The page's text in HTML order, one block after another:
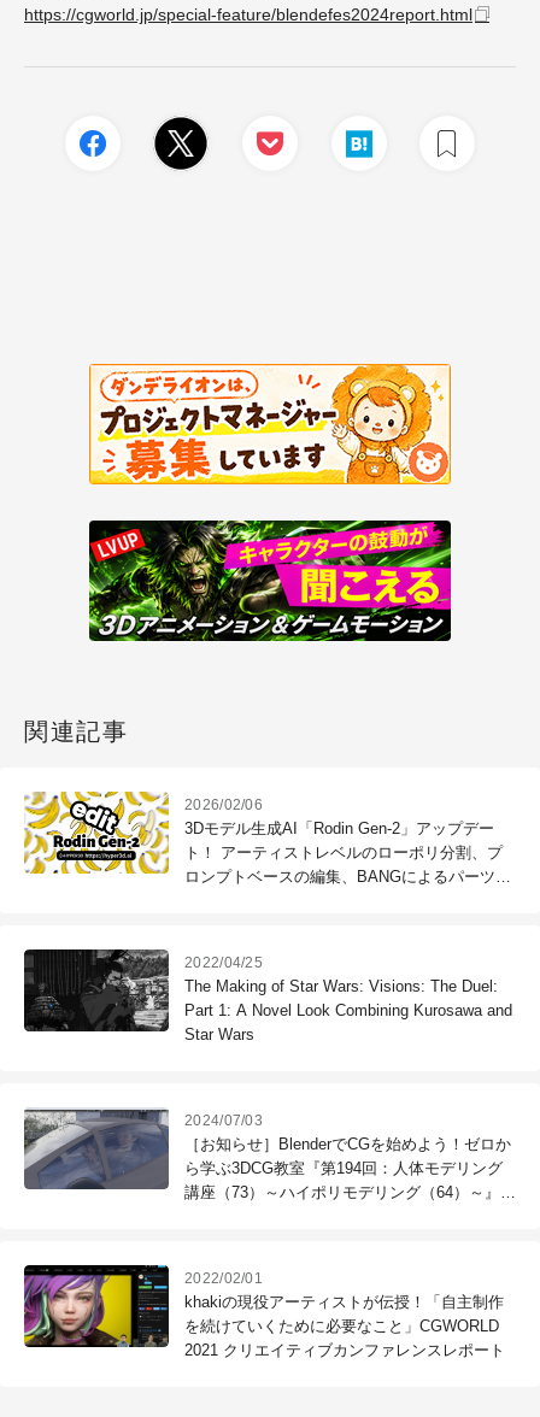
https://cgworld.jp/special-feature/blendefes2024report.html
関連記事
2026/02/06
3Dモデル生成AI「Rodin Gen-2」アップデー
ト！ アーティストレベルのローポリ分割、プ
ロンプトベースの編集、BANGによるパーツ分
2022/04/25
The Making of Star Wars: Visions: The Duel:
Part 1: A Novel Look Combining Kurosawa and
Star Wars
2024/07/03
［お知らせ］BlenderでCGを始めよう！ゼロか
ら学ぶ3DCG教室『第194回：人体モデリング
講座（73）～ハイポリモデリング（64）～』が
2022/02/01
khakiの現役アーティストが伝授！「自主制作
を続けていくために必要なこと」CGWORLD
2021 クリエイティブカンファレンスレポート